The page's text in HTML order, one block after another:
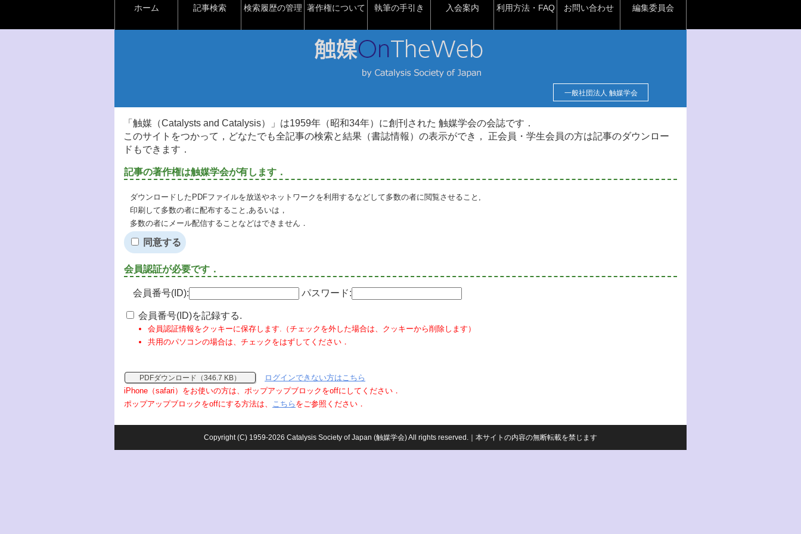
ホーム 記事検索 検索履歴の管理 著作権について 執筆の手引き 入会案内 利用方法・FAQ お問い合わせ 編集委員会
一般社団法人 触媒学会
「触媒（Catalysts and Catalysis）」は1959年（昭和34年）に創刊された 触媒学会の会誌です．
このサイトをつかって，どなたでも全記事の検索と結果（書誌情報）の表示ができ， 正会員・学生会員の方は記事のダウンロー
ドもできます．
記事の著作権は触媒学会が有します．
ダウンロードしたPDFファイルを放送やネットワークを利用するなどして多数の者に閲覧させること,
印刷して多数の者に配布すること,あるいは，
多数の者にメール配信することなどはできません．
同意する
会員認証が必要です．
会員番号(ID): パスワード:
会員番号(ID)を記録する.
会員認証情報をクッキーに保存します.（チェックを外した場合は、クッキーから削除します）
共用のパソコンの場合は、チェックをはずしてください．
PDFダウンロード（346.7 KB）
ログインできない方はこちら
iPhone（safari）をお使いの方は、ポップアップブロックをoffにしてください．
ポップアップブロックをoffにする方法は、 こちら をご参照ください．
Copyright (C) 1959-2026 Catalysis Society of Japan (触媒学会) All rights reserved.｜本サイトの内容の無断転載を禁じます